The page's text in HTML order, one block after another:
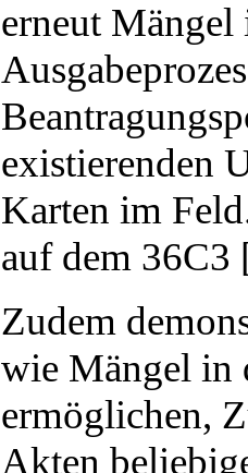
erneut Mängel
existierenden
Karten im
auf dem 36C3
Zudem
wie Mängel in
ermöglichen,
Akten